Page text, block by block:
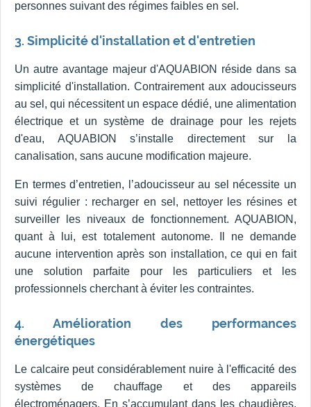
personnes suivant des régimes faibles en sel.
3. Simplicité d'installation et d'entretien
Un autre avantage majeur d'AQUABION réside dans sa
simplicité d'installation. Contrairement aux adoucisseurs
au sel, qui nécessitent un espace dédié, une alimentation
électrique et un système de drainage pour les rejets
d'eau, AQUABION s’installe directement sur la
canalisation, sans aucune modification majeure.
En termes d’entretien, l’adoucisseur au sel nécessite un
suivi régulier : recharger en sel, nettoyer les résines et
surveiller les niveaux de fonctionnement. AQUABION,
quant à lui, est totalement autonome. Il ne demande
aucune intervention après son installation, ce qui en fait
une solution parfaite pour les particuliers et les
professionnels cherchant à éviter les contraintes.
4. Amélioration des performances
énergétiques
Le calcaire peut considérablement nuire à l'efficacité des
systèmes de chauffage et des appareils
électroménagers. En s’accumulant dans les chaudières,